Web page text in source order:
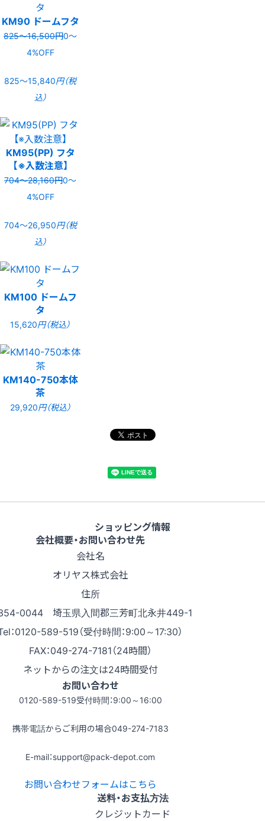
KM90 ドームフタ
825〜16,500円0〜
4%OFF
825〜15,840円（税
込）
KM95(PP) フタ
【※入数注意】
704〜28,160円0〜
4%OFF
704〜26,950円（税
込）
KM100 ドームフ
タ
15,620円（税込）
KM140-750本体
茶
29,920円（税込）
ショッピング情報
会社概要・お問い合わせ先
会社名
オリヤス株式会社
住所
0044 埼玉県入間郡三芳町北永井449-1
：0120-589-519（受付時間：9:00～17:30）
FAX：049-274-7181（24時間）
ネットからの注文は24時間受付
お問い合わせ
0120-589-519受付時間：9:00～16:00
携帯電話からご利用の場合049-274-7183
E-mail：support@pack-depot.com
お問い合わせフォームはこちら
送料・お支払方法
クレジットカード